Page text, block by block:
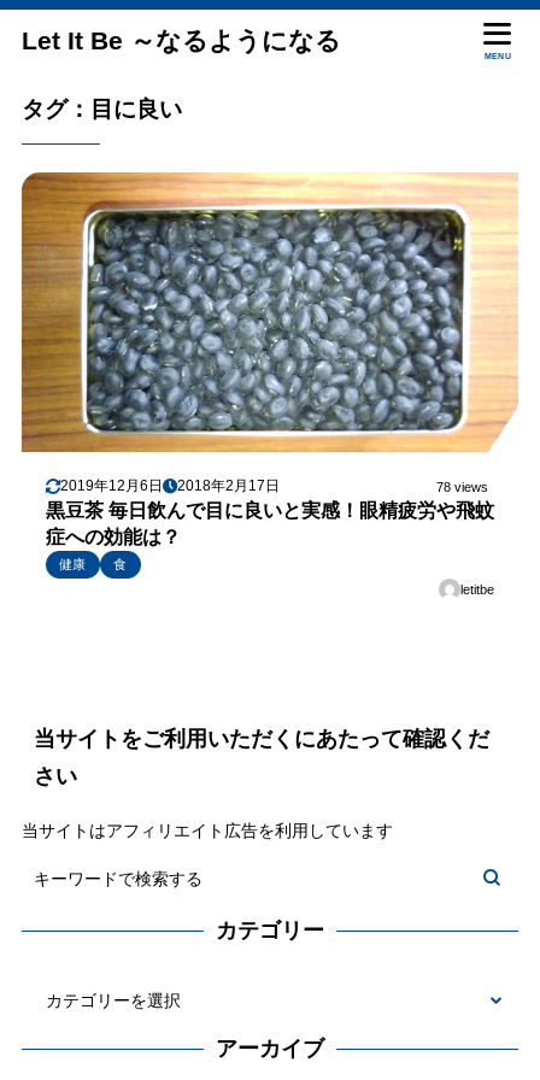
Let It Be ～なるようになる
MENU
タグ：目に良い
2019年12月6日 2018年2月17日 78 views
黒豆茶 毎日飲んで目に良いと実感！眼精疲労や飛蚊
症への効能は？
健康
食
letitbe
当サイトをご利用いただくにあたって確認くだ
さい
当サイトはアフィリエイト広告を利用しています
カテゴリー
アーカイブ